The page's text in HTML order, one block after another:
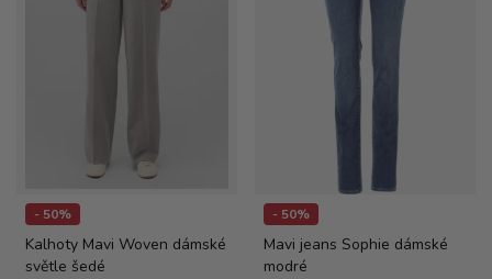
- 50%
Kalhoty Mavi Woven dámské
světle šedé
- 50%
Mavi jeans Sophie dámské
modré